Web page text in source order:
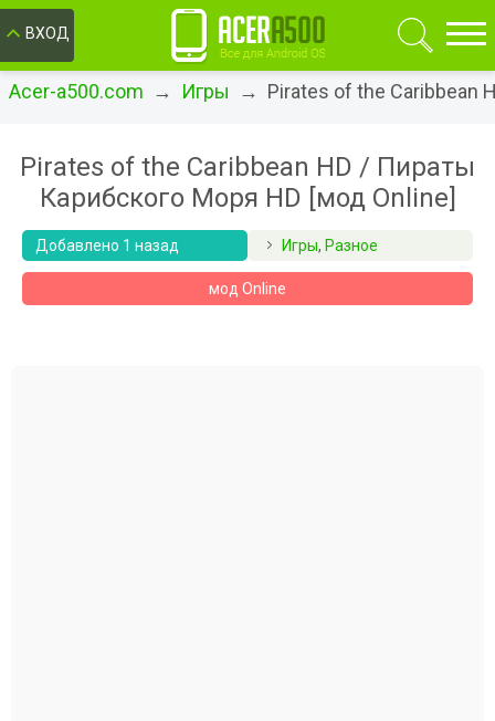
ВХОД
Acer-a500.com → Игры → Pirates of the Caribbean
Pirates of the Caribbean HD / Пираты
Карибского Моря HD [мод Online]
Добавлено 1 назад Игры, Разное
мод Online